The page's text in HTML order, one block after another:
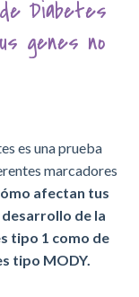
Diabetes
genes no
es una prueba
marcadores
afectan tus
de la
tipo 1 como de
tipo MODY.